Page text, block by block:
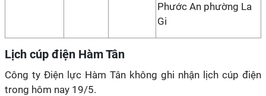
Phước An phường La
Gi
Lịch cúp điện Hàm Tân
Công ty Điện lực Hàm Tân không ghi nhận lịch cúp điện
trong hôm nay 19/5.